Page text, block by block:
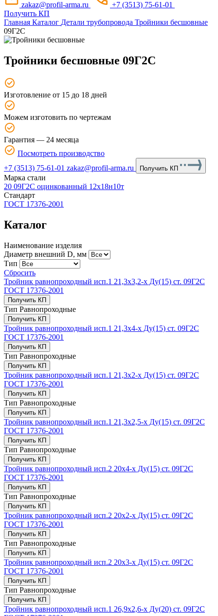
zakaz@profil-arma.ru
+7 (3513) 75-61-01
Получить КП
Главная Каталог Детали трубопровода Тройники бесшовные
09Г2С
Тройники бесшовные 09Г2С
Изготовление от 15 до 18 дней
Можем изготовить по чертежам
Гарантия — 24 месяца
Посмотреть производство
+7 (3513) 75-61-01 zakaz@profil-arma.ru Получить КП
Марка стали
20 09Г2С оцинкованный 12х18н10т
Стандарт
ГОСТ 17376-2001
Каталог
Наименование изделия
Диаметр внешний D, мм
Тип
Сбросить
Тройник равнопроходный исп.1 21,3х3,2-х Ду(15) ст. 09Г2С
ГОСТ 17376-2001
Получить КП
Тип Равнопроходные
Получить КП
Тройник равнопроходный исп.1 21,3х4-х Ду(15) ст. 09Г2С
ГОСТ 17376-2001
Получить КП
Тип Равнопроходные
Получить КП
Тройник равнопроходный исп.1 21,3х2-х Ду(15) ст. 09Г2С
ГОСТ 17376-2001
Получить КП
Тип Равнопроходные
Получить КП
Тройник равнопроходный исп.1 21,3х2,5-х Ду(15) ст. 09Г2С
ГОСТ 17376-2001
Получить КП
Тип Равнопроходные
Получить КП
Тройник равнопроходный исп.2 20х4-х Ду(15) ст. 09Г2С
ГОСТ 17376-2001
Получить КП
Тип Равнопроходные
Получить КП
Тройник равнопроходный исп.2 20х2-х Ду(15) ст. 09Г2С
ГОСТ 17376-2001
Получить КП
Тип Равнопроходные
Получить КП
Тройник равнопроходный исп.2 20х3-х Ду(15) ст. 09Г2С
ГОСТ 17376-2001
Получить КП
Тип Равнопроходные
Получить КП
Тройник равнопроходный исп.1 26,9х2,6-х Ду(20) ст. 09Г2С